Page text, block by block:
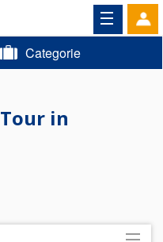
Categorie
Tour in